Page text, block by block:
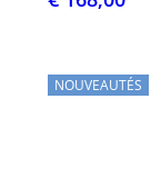
NOUVEAUTÉS